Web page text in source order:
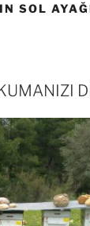
SOL